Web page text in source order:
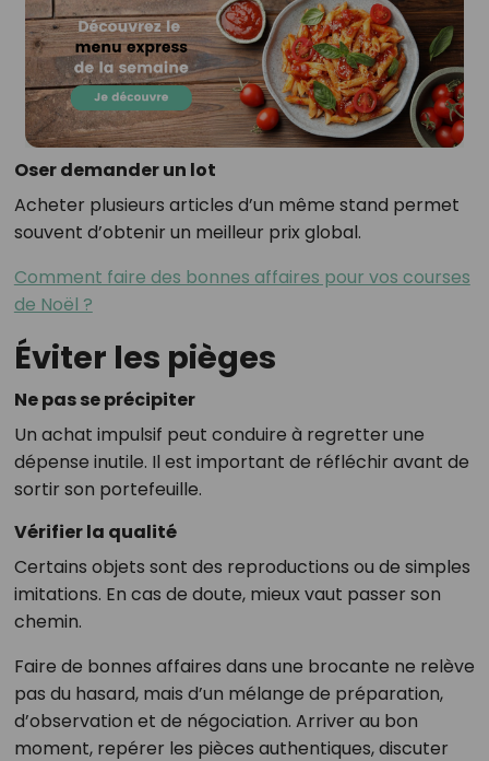
Oser demander un lot
Acheter plusieurs articles d’un même stand permet
souvent d’obtenir un meilleur prix global.
Comment faire des bonnes affaires pour vos courses
de Noël ?
Éviter les pièges
Ne pas se précipiter
Un achat impulsif peut conduire à regretter une
dépense inutile. Il est important de réfléchir avant de
sortir son portefeuille.
Vérifier la qualité
Certains objets sont des reproductions ou de simples
imitations. En cas de doute, mieux vaut passer son
chemin.
Faire de bonnes affaires dans une brocante ne relève
pas du hasard, mais d’un mélange de préparation,
d’observation et de négociation. Arriver au bon
moment, repérer les pièces authentiques, discuter